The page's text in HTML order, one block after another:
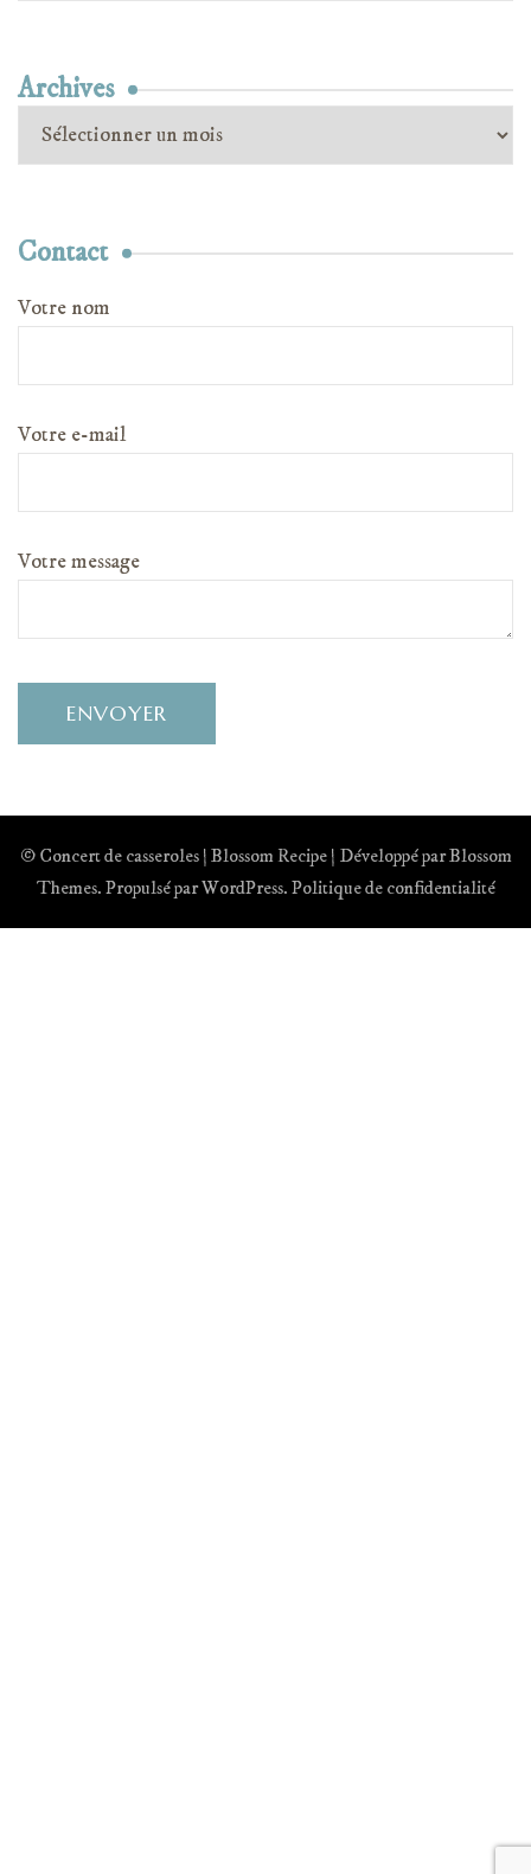
Archives
Archives
Contact
Votre nom
Votre e-mail
Votre message
© Concert de casseroles | Blossom Recipe | Développé parBlossom
Themes. Propulsé parWordPress. Politique de confidentialité